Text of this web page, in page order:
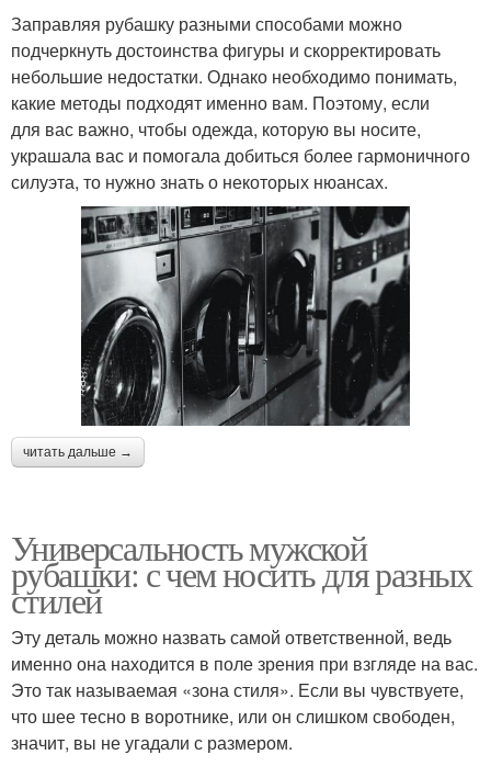
Заправляя рубашку разными способами можно
подчеркнуть достоинства фигуры и скорректировать
небольшие недостатки. Однако необходимо понимать,
какие методы подходят именно вам. Поэтому, если
для вас важно, чтобы одежда, которую вы носите,
украшала вас и помогала добиться более гармоничного
силуэта, то нужно знать о некоторых нюансах.
читать дальше →
Универсальность мужской
рубашки: с чем носить для разных
стилей
Эту деталь можно назвать самой ответственной, ведь
именно она находится в поле зрения при взгляде на вас.
Это так называемая «зона стиля». Если вы чувствуете,
что шее тесно в воротнике, или он слишком свободен,
значит, вы не угадали с размером.